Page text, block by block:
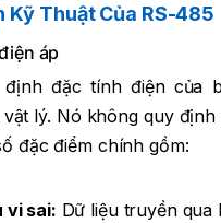
Kỹ Thuật Của RS-485
áp
định đặc tính điện của
lý. Nó không quy
đặc điểm chính gồm:
vi sai: Dữ liệu truyền qua